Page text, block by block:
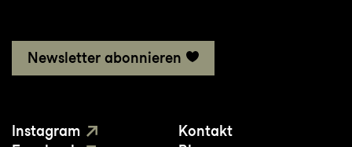
Newsletter abonnieren
Instagram
Kontakt